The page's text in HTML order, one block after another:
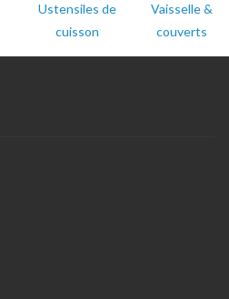
Ustensiles de
cuisson
Vaisselle &
couverts